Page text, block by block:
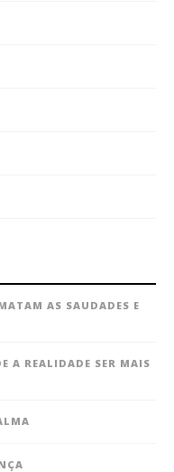
AS SAUDADES E
A REALIDADE SER MAIS